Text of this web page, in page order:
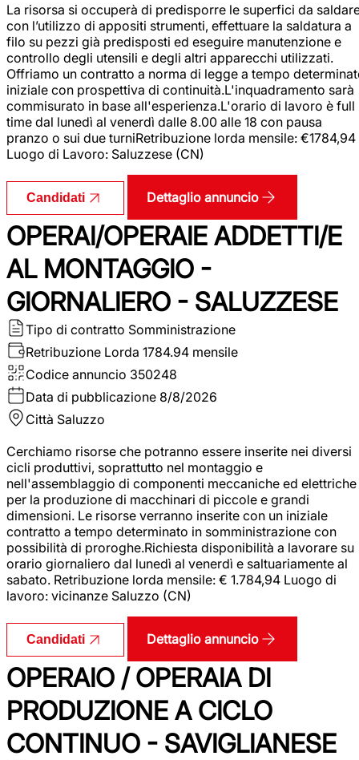
La risorsa si occuperà di predisporre le superfici da
con l’utilizzo di appositi strumenti, effettuare la saldatura a
filo su pezzi già predisposti ed eseguire manutenzione e
controllo degli utensili e degli altri apparecchi utilizzati.
Offriamo un contratto a norma di legge a tempo
iniziale con prospettiva di continuità.L'inquadramento sarà
commisurato in base all'esperienza.L'orario di lavoro è full
time dal lunedì al venerdì dalle 8.00 alle 18 con pausa
pranzo o sui due turniRetribuzione lorda mensile: €1784,94
Luogo di Lavoro: Saluzzese (CN)
Candidati Dettaglio annuncio
OPERAI/OPERAIE ADDETTI/E
AL MONTAGGIO -
GIORNALIERO - SALUZZESE
Tipo di contratto Somministrazione
Retribuzione Lorda 1784.94 mensile
Codice annuncio 350248
Data di pubblicazione 8/8/2026
Città Saluzzo
Cerchiamo risorse che potranno essere inserite nei diversi
cicli produttivi, soprattutto nel montaggio e
nell'assemblaggio di componenti meccaniche ed elettriche
per la produzione di macchinari di piccole e grandi
dimensioni. Le risorse verranno inserite con un iniziale
contratto a tempo determinato in somministrazione con
possibilità di proroghe.Richiesta disponibilità a lavorare su
orario giornaliero dal lunedì al venerdì e saltuariamente al
sabato. Retribuzione lorda mensile: € 1.784,94 Luogo di
lavoro: vicinanze Saluzzo (CN)
Candidati Dettaglio annuncio
OPERAIO / OPERAIA DI
PRODUZIONE A CICLO
CONTINUO - SAVIGLIANESE